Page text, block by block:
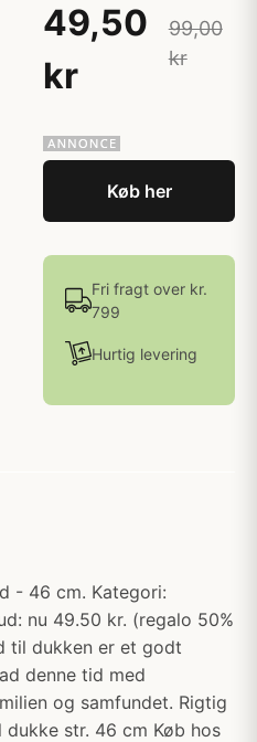
49,50
kr
99,00
kr
Køb her
Fri fragt over kr.
799
Hurtig levering
- 46 cm. Kategori:
nu 49.50 kr. (regalo 50%
til dukken er et godt
denne tid med
og samfundet. Rigtig
str. 46 cm Køb hos